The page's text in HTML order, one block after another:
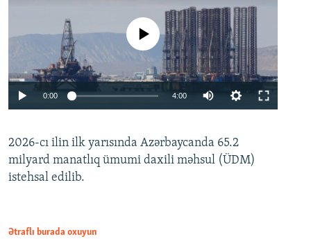
Auto 240p 360p 480p
No media source currently available
0:00 4:00
360p
480p
2026-cı ilin ilk yarısında Azərbaycanda 65.2
milyard manatlıq ümumi daxili məhsul (ÜDM)
istehsal edilib.
Ətraflı burada oxuyun